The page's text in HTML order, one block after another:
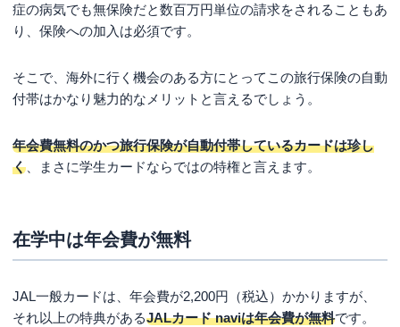
症の病気でも無保険だと数百万円単位の請求をされることもあ
り、保険への加入は必須です。
そこで、海外に行く機会のある方にとってこの旅行保険の自動
付帯はかなり魅力的なメリットと言えるでしょう。
年会費無料のかつ旅行保険が自動付帯しているカードは珍し
く 、まさに学生カードならではの特権と言えます。
在学中は年会費が無料
JAL一般カードは、年会費が2,200円（税込）かかりますが、
それ以上の特典があるJALカード naviは年会費が無料です。